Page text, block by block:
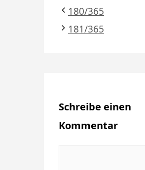
180/365
181/365
Schreibe einen
Kommentar